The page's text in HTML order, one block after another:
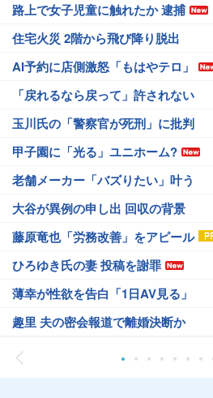
路上で女子児童に触れたか 逮捕
住宅火災 2階から飛び降り脱出
AI予約に店側激怒「もはやテロ」
「戻れるなら戻って」許されない
玉川氏の「警察官が死刑」に批判
甲子園に「光る」ユニホーム?
老舗メーカー「バズりたい」叶う
大谷が異例の申し出 回収の背景
藤原竜也「労務改善」をアピール
ひろゆき氏の妻 投稿を謝罪
薄幸が性欲を告白「1日AV見る」
趣里 夫の密会報道で離婚決断か